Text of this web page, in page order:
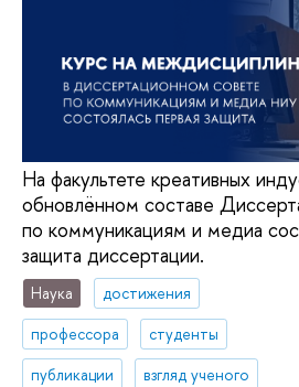
На факультете креативных
обновлённом составе
по коммуникациям и медиа
защита диссертации.
Наука
достижения
профессора
студенты
публикации
взгляд ученого